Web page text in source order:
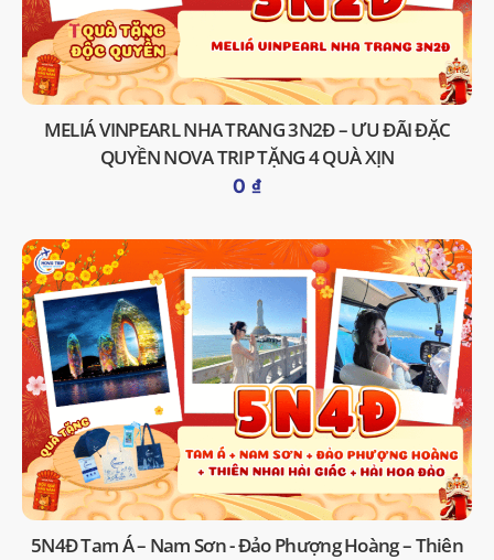
MELIÁ VINPEARL NHA TRANG 3N2Đ – ƯU ĐÃI ĐẶC
QUYỀN NOVA TRIP TẶNG 4 QUÀ XỊN
0 ₫
5N4Đ Tam Á – Nam Sơn - Đảo Phượng Hoàng – Thiên